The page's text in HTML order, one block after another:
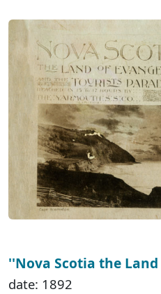
''Nova Scotia the
date: 1892